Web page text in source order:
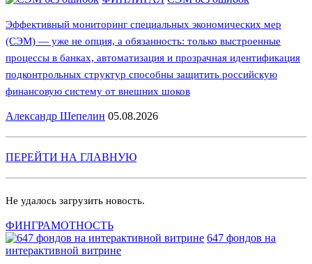
Эффективный мониторинг специальных экономических мер
(СЭМ) — уже не опция, а обязанность: только выстроенные
процессы в банках, автоматизация и прозрачная идентификация
подконтрольных структур способны защитить российскую
финансовую систему от внешних шоков
Александр Шепелин 05.08.2026
ПЕРЕЙТИ НА ГЛАВНУЮ
Не удалось загрузить новость.
ФИНГРАМОТНОСТЬ
647 фондов на
интерактивной витрине